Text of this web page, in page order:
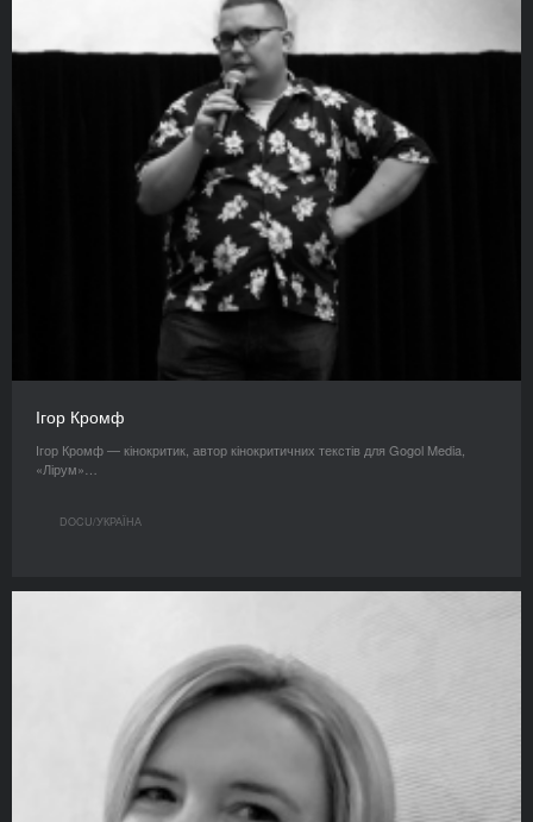
Ігор Кромф
Ігор Кромф — кінокритик, автор кінокритичних текстів для Gogol Media,
«Лірум»…
DOCU/УКРАЇНА